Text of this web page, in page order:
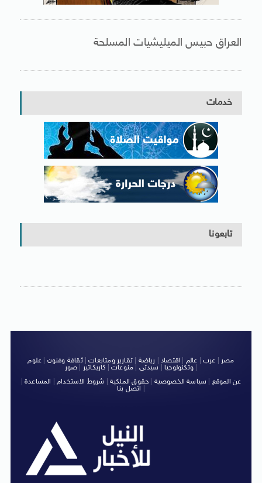
العراق حبيس الميليشيات المسلحة
خدمات
تابعونا
مصر عرب عالم اقتصاد رياضة |تقارير ومتابعات|ثقافة وفنون
علوم
وتكنولوجيا| سيدتى منوعات كاريكاتير صور
|
عن الموقع
سياسة الخصوصية حقوق الملكية شروط الاستخدام| المساعدة|
اتصل بنا